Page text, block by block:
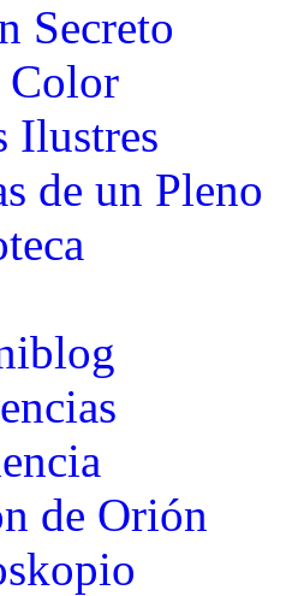
Secreto
Color
Ilustres
de un Pleno
de Orión